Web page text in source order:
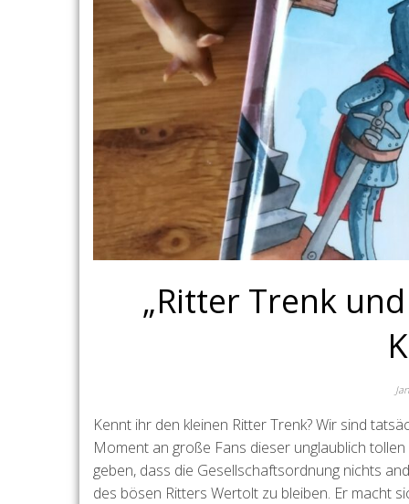
„Ritter Trenk
Kennt ihr den kleinen Ritter Trenk? Wir sind
Moment an große Fans dieser unglaublich
geben, dass die Gesellschaftsordnung nichts
des bösen Ritters Wertolt zu bleiben. Er macht